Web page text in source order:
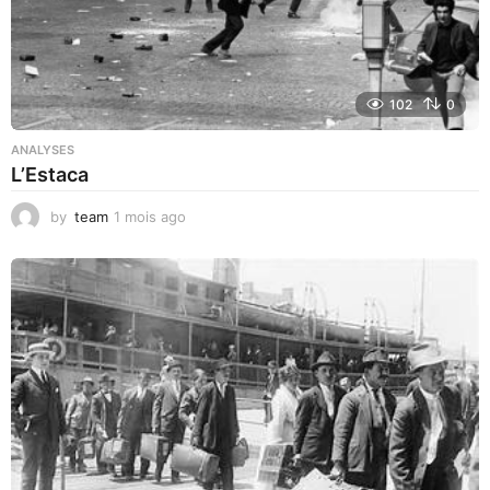
102 0
ANALYSES
L’Estaca
by team 1 mois ago
i
s
a
o